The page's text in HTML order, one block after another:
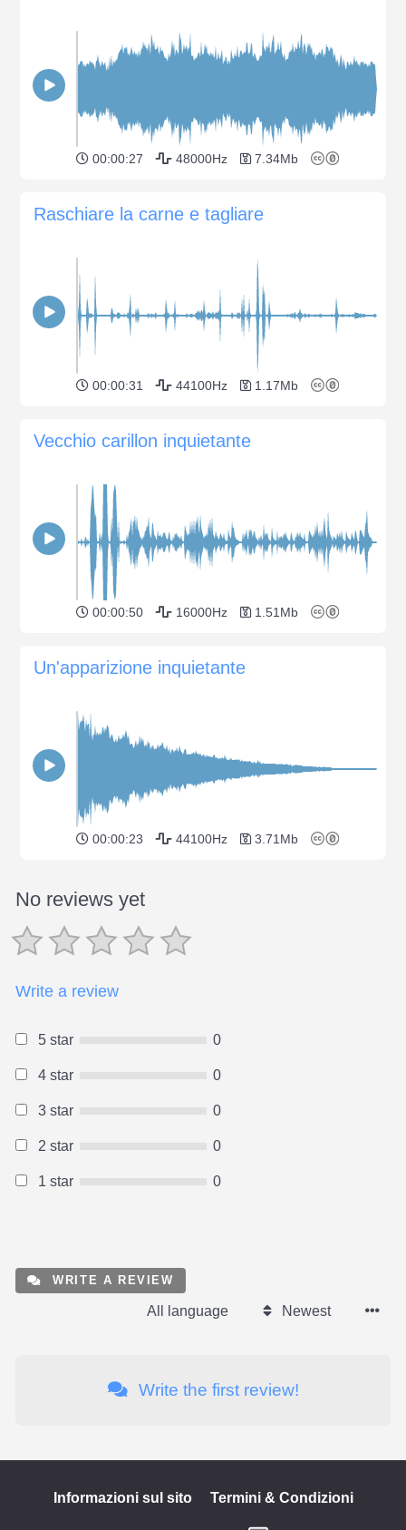
00:00:27 48000Hz 7.34Mb
Raschiare la carne e tagliare
00:00:31 44100Hz 1.17Mb
Vecchio carillon inquietante
00:00:50 16000Hz 1.51Mb
Un'apparizione inquietante
00:00:23 44100Hz 3.71Mb
No reviews yet
Write a review
5 star 0
4 star 0
3 star 0
2 star 0
1 star 0
WRITE A REVIEW
All language Newest
Write the first review!
Informazioni sul sito Termini & Condizioni